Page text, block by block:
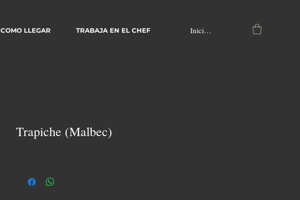
COMO LLEGAR TRABAJA EN EL CHEF Iniciar sesión
Trapiche (Malbec)